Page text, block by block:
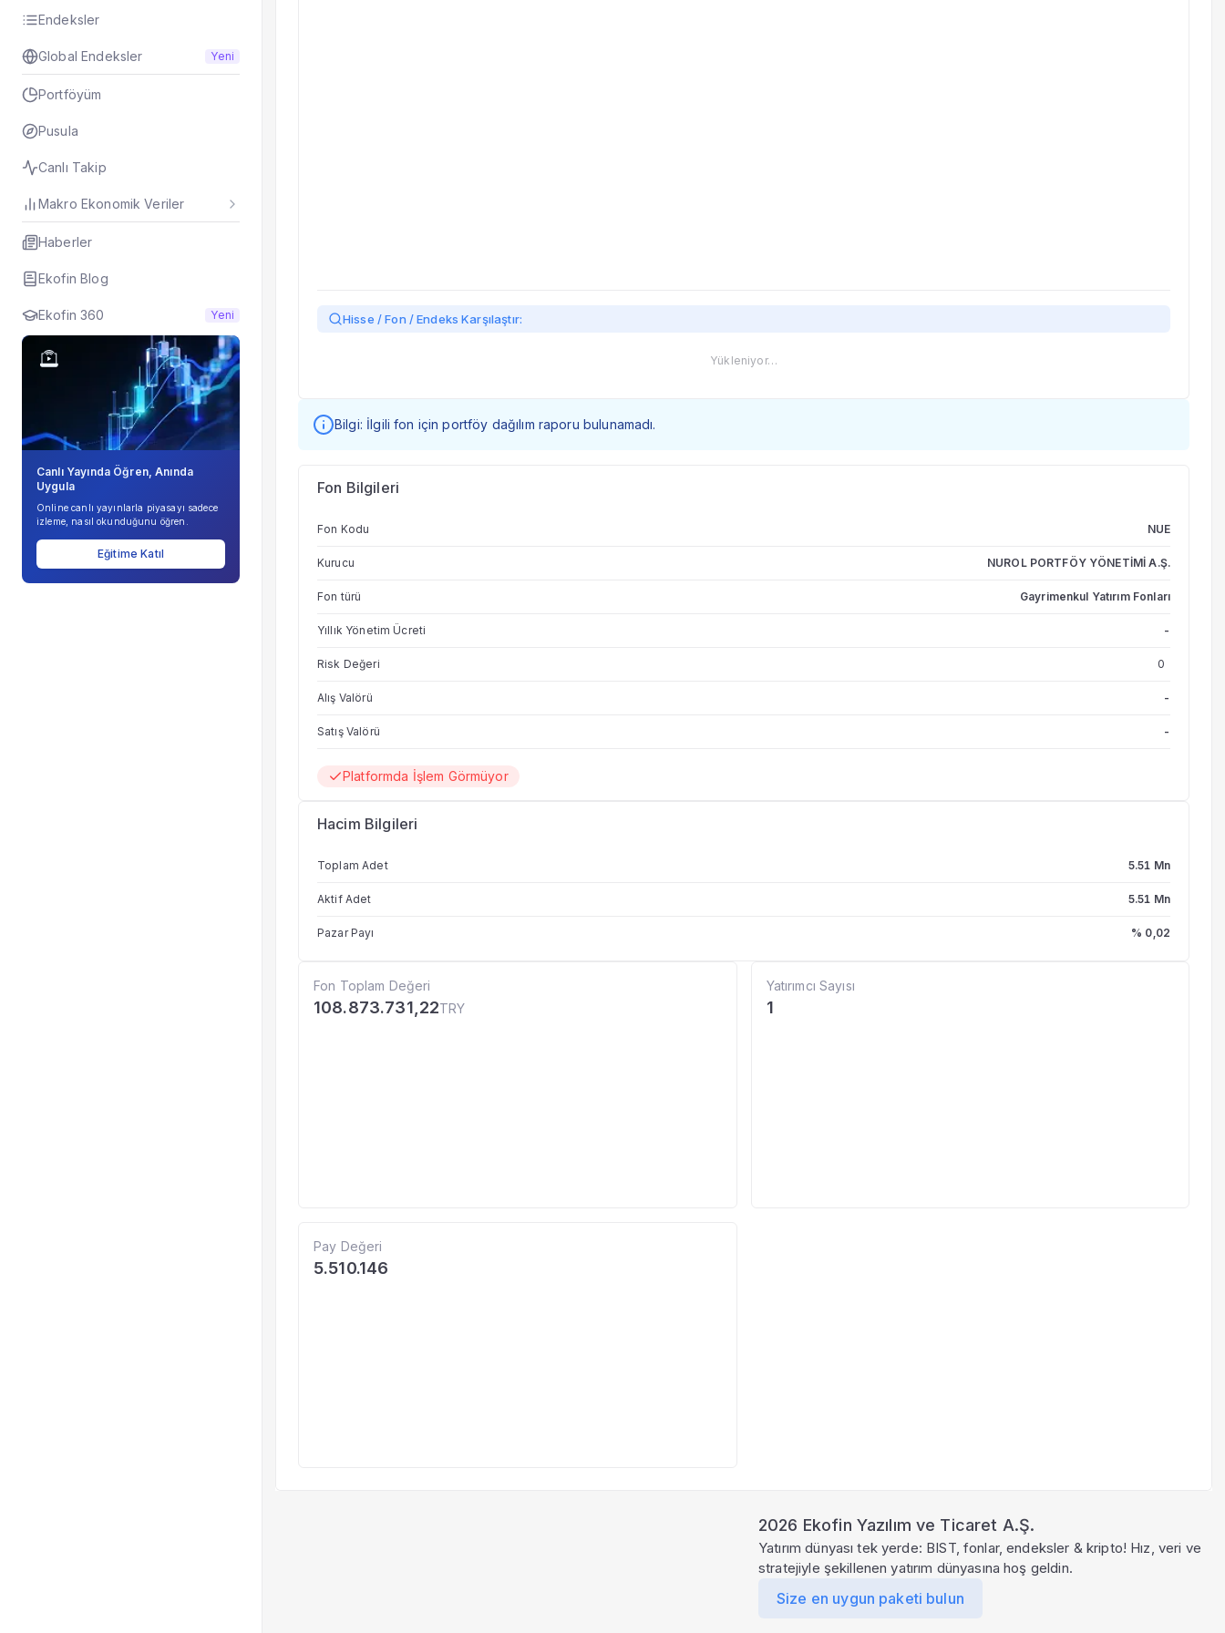
Endeksler
Global Endeksler Yeni
Portföyüm
Pusula
Canlı Takip
Makro Ekonomik Veriler
Haberler
Ekofin Blog
Ekofin 360 Yeni
Canlı Yayında Öğren, Anında
Uygula
Online canlı yayınlarla piyasayı sadece
izleme, nasıl okunduğunu öğren.
Eğitime Katıl
Hisse / Fon / Endeks Karşılaştır:
Yükleniyor…
Bilgi: İlgili fon için portföy dağılım raporu bulunamadı.
Fon Bilgileri
Fon Kodu NUE
Kurucu NUROL PORTFÖY YÖNETİMİ A.Ş.
Fon türü Gayrimenkul Yatırım Fonları
Yıllık Yönetim Ücreti -
Risk Değeri 0
Alış Valörü -
Satış Valörü -
Platformda İşlem Görmüyor
Hacim Bilgileri
Toplam Adet 5.51 Mn
Aktif Adet 5.51 Mn
Pazar Payı % 0,02
Fon Toplam Değeri
108.873.731,22TRY
Yatırımcı Sayısı
1
Pay Değeri
5.510.146
2026 Ekofin Yazılım ve Ticaret A.Ş.
Yatırım dünyası tek yerde: BIST, fonlar, endeksler & kripto! Hız, veri ve
stratejiyle şekillenen yatırım dünyasına hoş geldin.
Size en uygun paketi bulun